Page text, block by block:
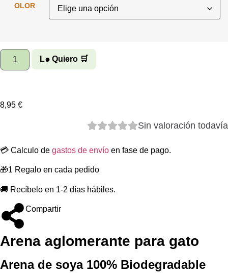
OLOR
L๑ Quiero 🛒
8,95 €
Sin valoración todavía
💳 Calculo de gastos de envío en fase de pago.
🎁1 Regalo en cada pedido
🚚 Recíbelo en 1-2 días hábiles.
Compartir
Arena aglomerante para gato
Arena de soya 100% Biodegradable